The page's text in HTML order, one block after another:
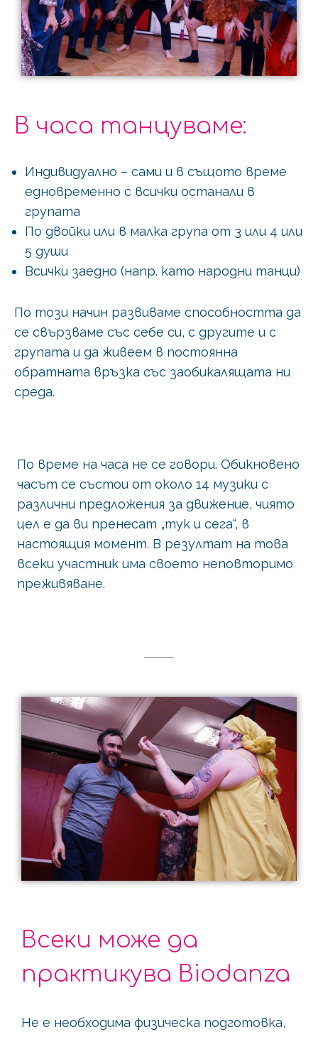
В часа танцуваме:
Индивидуално – сами и в същото време
едновременно с всички останали в
групата
По двойки или в малка група от 3 или 4 или
5 души
Всички заедно (напр. като народни танци)
По този начин развиваме способността да
се свързваме със себе си, с другите и с
групата и да живеем в постоянна
обратната връзка със заобикалящата ни
среда.
По време на часа не се говори. Обикновено
часът се състои от около 14 музики с
различни предложения за движение, чиято
цел е да ви пренесат „тук и сега“, в
настоящия момент. В резултат на това
всеки участник има своето неповторимо
преживяване.
Всеки може да
практикува Biodanza
Не е необходима физическа подготовка,